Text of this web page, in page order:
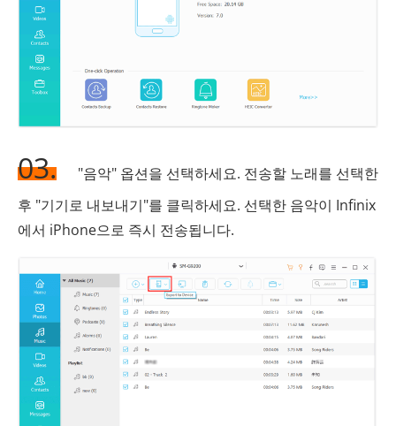
03.
"음악" 옵션을 선택하세요. 전송할 노래를 선택한
후 "기기로 내보내기"를 클릭하세요. 선택한 음악이 Infinix
에서 iPhone으로 즉시 전송됩니다.